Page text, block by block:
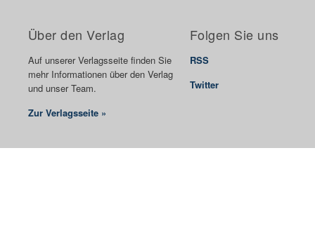
Über den Verlag
Auf unserer Verlagsseite finden Sie
mehr Informationen über den Verlag
und unser Team.
Zur Verlagsseite »
Folgen Sie uns
RSS
Twitter